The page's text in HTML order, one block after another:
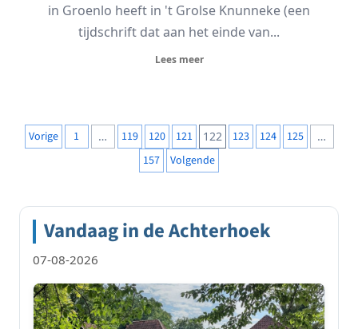
in Groenlo heeft in 't Grolse Knunneke (een
tijdschrift dat aan het einde van...
Lees meer
Berichten
Vorige 1 … 119 120 121 122 123 124 125 …
157 Volgende
Vandaag in de Achterhoek
07-08-2026